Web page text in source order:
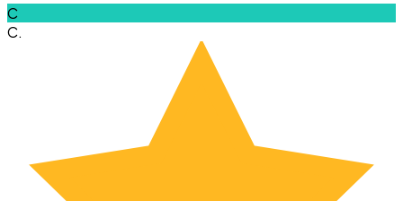
C
C.